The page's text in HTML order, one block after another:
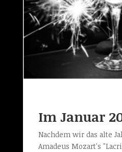
Im Januar
Nachdem wir das alte
Amadeus Mozart's